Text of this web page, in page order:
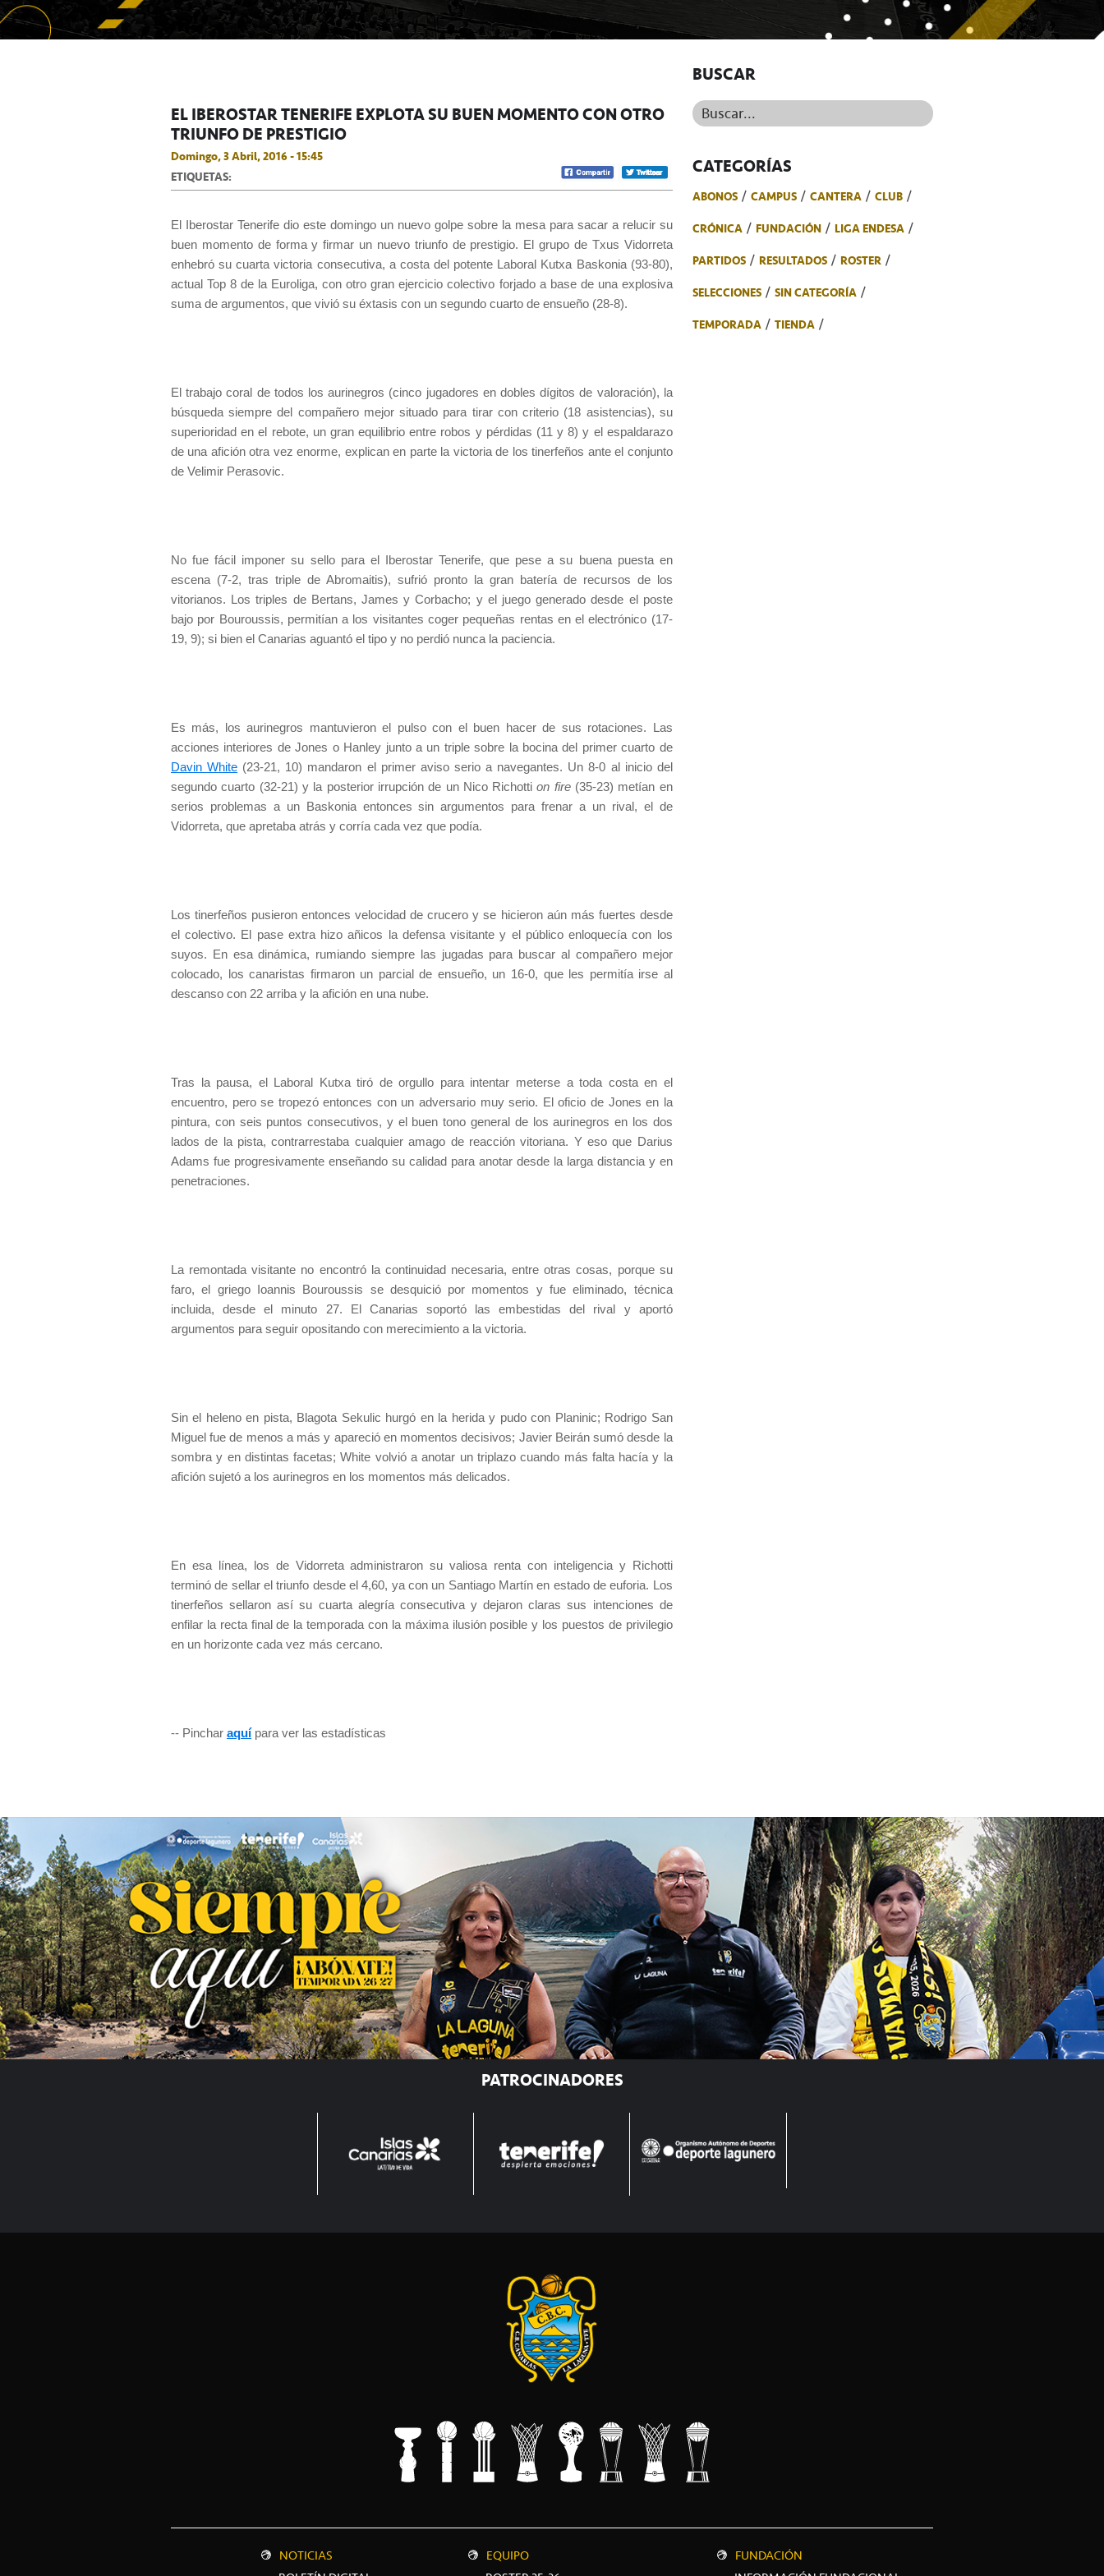
EL IBEROSTAR TENERIFE EXPLOTA SU BUEN MOMENTO CON OTRO
TRIUNFO DE PRESTIGIO
Domingo, 3 Abril, 2016 - 15:45
ETIQUETAS:
El Iberostar Tenerife dio este domingo un nuevo golpe sobre la mesa para sacar a relucir su
buen momento de forma y firmar un nuevo triunfo de prestigio. El grupo de Txus Vidorreta
enhebró su cuarta victoria consecutiva, a costa del potente Laboral Kutxa Baskonia (93-80),
actual Top 8 de la Euroliga, con otro gran ejercicio colectivo forjado a base de una explosiva
suma de argumentos, que vivió su éxtasis con un segundo cuarto de ensueño (28-8).
El trabajo coral de todos los aurinegros (cinco jugadores en dobles dígitos de valoración), la
búsqueda siempre del compañero mejor situado para tirar con criterio (18 asistencias), su
superioridad en el rebote, un gran equilibrio entre robos y pérdidas (11 y 8) y el espaldarazo
de una afición otra vez enorme, explican en parte la victoria de los tinerfeños ante el conjunto
de Velimir Perasovic.
No fue fácil imponer su sello para el Iberostar Tenerife, que pese a su buena puesta en
escena (7-2, tras triple de Abromaitis), sufrió pronto la gran batería de recursos de los
vitorianos. Los triples de Bertans, James y Corbacho; y el juego generado desde el poste
bajo por Bouroussis, permitían a los visitantes coger pequeñas rentas en el electrónico (17-
19, 9); si bien el Canarias aguantó el tipo y no perdió nunca la paciencia.
Es más, los aurinegros mantuvieron el pulso con el buen hacer de sus rotaciones. Las
acciones interiores de Jones o Hanley junto a un triple sobre la bocina del primer cuarto de
Davin White (23-21, 10) mandaron el primer aviso serio a navegantes. Un 8-0 al inicio del
segundo cuarto (32-21) y la posterior irrupción de un Nico Richottion fire (35-23) metían en
serios problemas a un Baskonia entonces sin argumentos para frenar a un rival, el de
Vidorreta, que apretaba atrás y corría cada vez que podía.
Los tinerfeños pusieron entonces velocidad de crucero y se hicieron aún más fuertes desde
el colectivo. El pase extra hizo añicos la defensa visitante y el público enloquecía con los
suyos. En esa dinámica, rumiando siempre las jugadas para buscar al compañero mejor
colocado, los canaristas firmaron un parcial de ensueño, un 16-0, que les permitía irse al
descanso con 22 arriba y la afición en una nube.
Tras la pausa, el Laboral Kutxa tiró de orgullo para intentar meterse a toda costa en el
encuentro, pero se tropezó entonces con un adversario muy serio. El oficio de Jones en la
pintura, con seis puntos consecutivos, y el buen tono general de los aurinegros en los dos
lados de la pista, contrarrestaba cualquier amago de reacción vitoriana. Y eso que Darius
Adams fue progresivamente enseñando su calidad para anotar desde la larga distancia y en
penetraciones.
La remontada visitante no encontró la continuidad necesaria, entre otras cosas, porque su
faro, el griego Ioannis Bouroussis se desquició por momentos y fue eliminado, técnica
incluida, desde el minuto 27. El Canarias soportó las embestidas del rival y aportó
argumentos para seguir opositando con merecimiento a la victoria.
Sin el heleno en pista, Blagota Sekulic hurgó en la herida y pudo con Planinic; Rodrigo San
Miguel fue de menos a más y apareció en momentos decisivos; Javier Beirán sumó desde la
sombra y en distintas facetas; White volvió a anotar un triplazo cuando más falta hacía y la
afición sujetó a los aurinegros en los momentos más delicados.
En esa línea, los de Vidorreta administraron su valiosa renta con inteligencia y Richotti
terminó de sellar el triunfo desde el 4,60, ya con un Santiago Martín en estado de euforia. Los
tinerfeños sellaron así su cuarta alegría consecutiva y dejaron claras sus intenciones de
enfilar la recta final de la temporada con la máxima ilusión posible y los puestos de privilegio
en un horizonte cada vez más cercano.
-- Pinchar aquí para ver las estadísticas
BUSCAR
Buscar...
CATEGORÍAS
ABONOS CAMPUS CANTERA
CLUB
CRÓNICA
FUNDACIÓN
LIGA ENDESA
PARTIDOS
RESULTADOS
ROSTER
SELECCIONES
SIN CATEGORÍA
TEMPORADA
TIENDA
PATROCINADORES
NOTICIAS
EQUIPO
FUNDACIÓN